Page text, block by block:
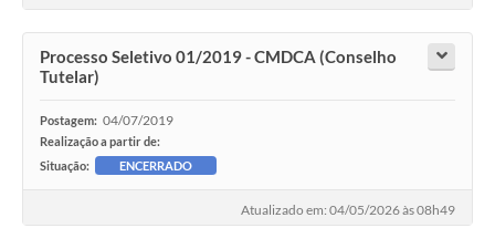
Processo Seletivo 01/2019 - CMDCA (Conselho
Tutelar)
Postagem: 04/07/2019
Realização a partir de:
Situação:
ENCERRADO
Atualizado em: 04/05/2026 às 08h49